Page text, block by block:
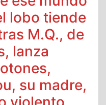
lobo tiende
M.Q., de
lanza
su madre,